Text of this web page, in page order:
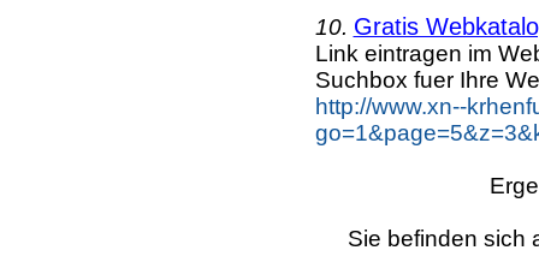
10. Gratis
Link eintragen im
Suchbox fuer Ihre
http://www.xn--
Sie befinden sich